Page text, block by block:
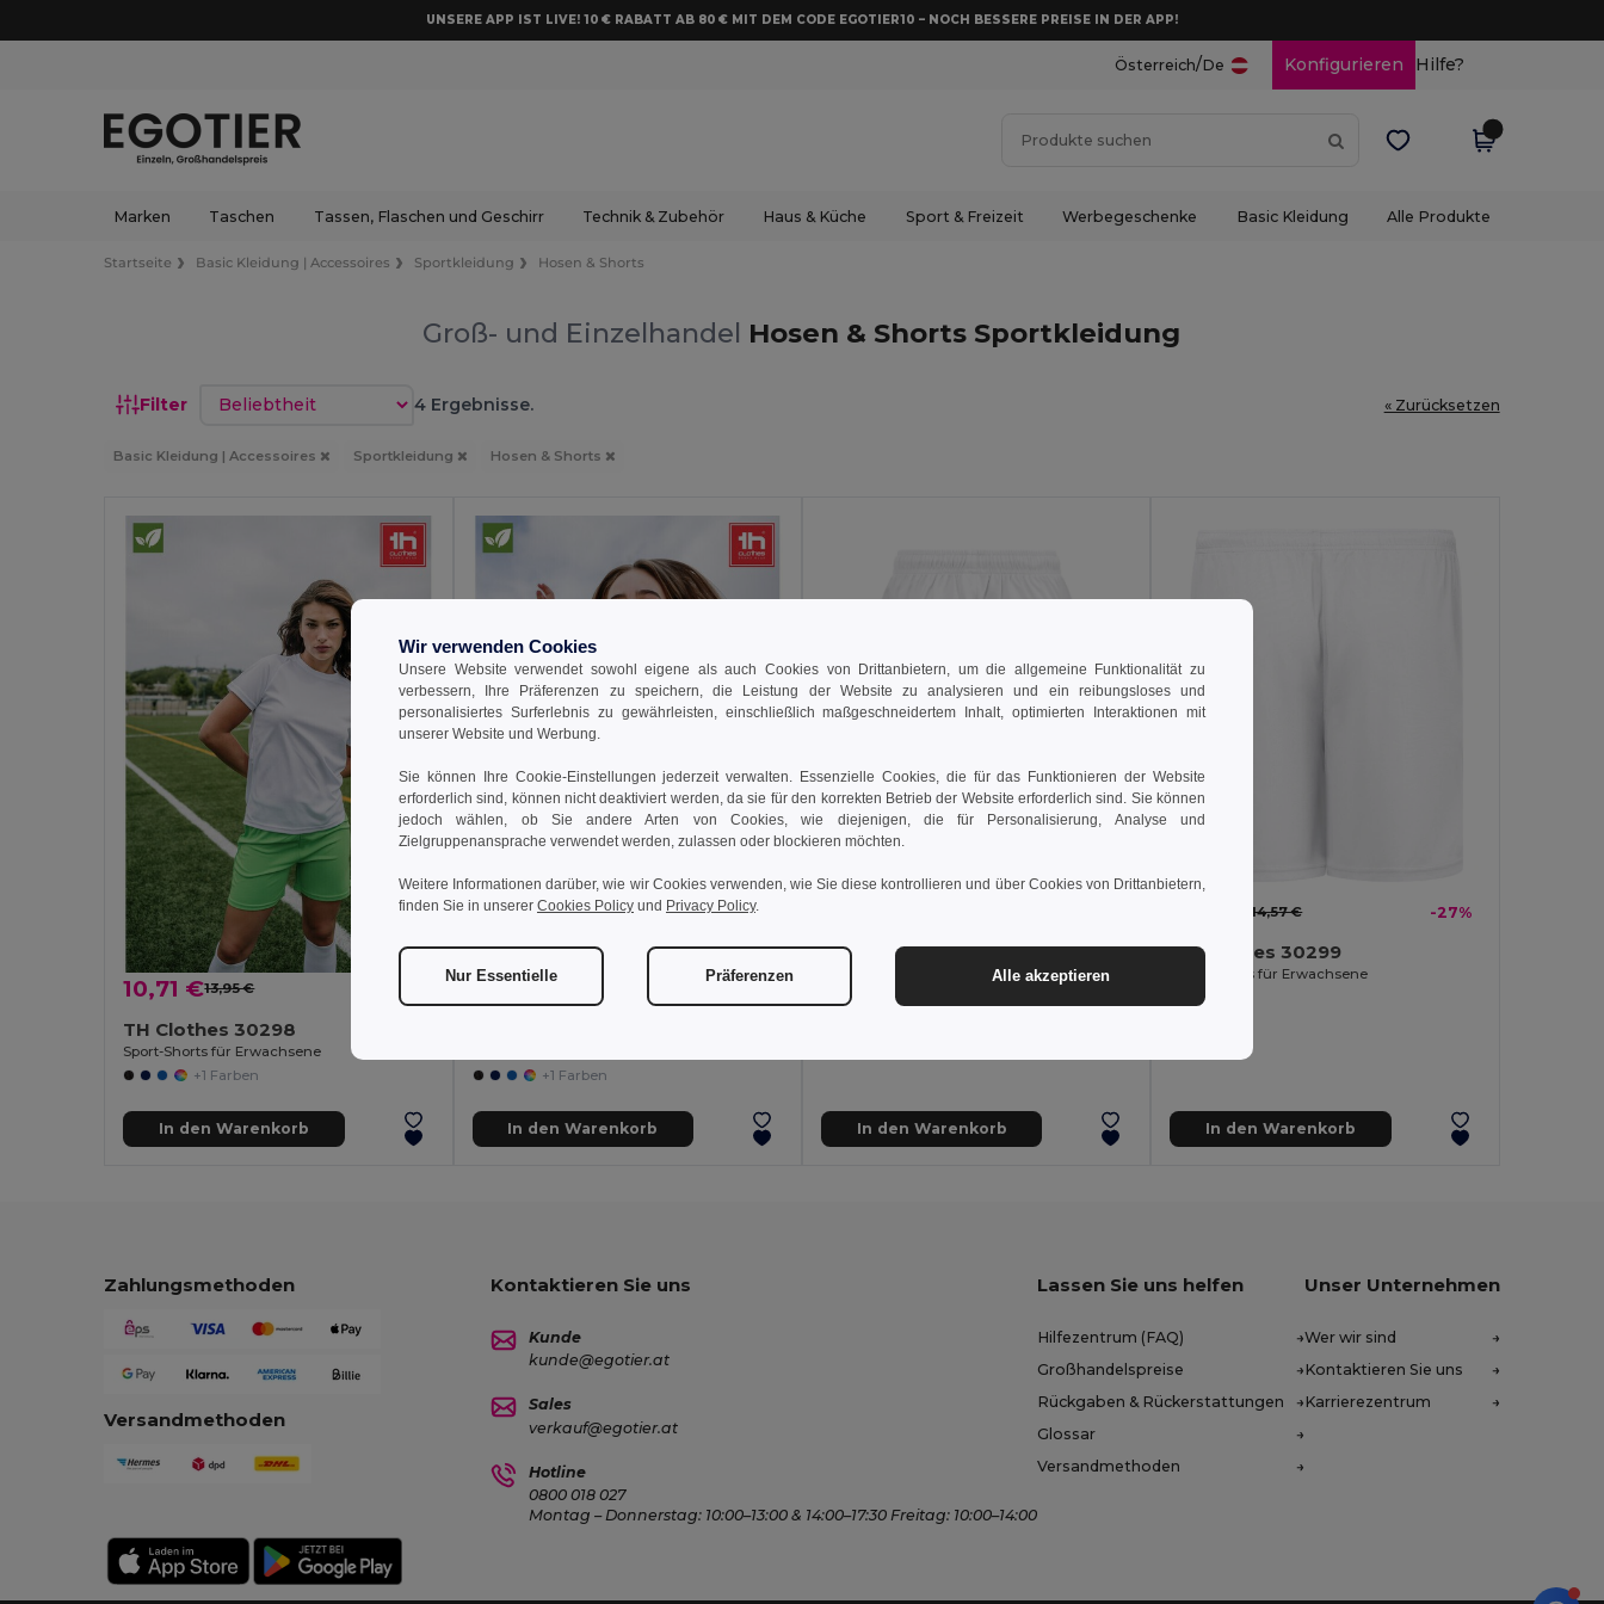
UNSERE APP IST LIVE! 10 € RABATT AB 80 € MIT DEM CODE EGOTIER10 – NOCH BESSERE PREISE IN DER APP!
Österreich/De Konfigurieren Hilfe?
Marken Taschen Tassen, Flaschen und Geschirr Technik & Zubehör Haus & Küche Sport & Freizeit Werbegeschenke Basic Kleidung Alle Produkte
Startseite Basic Kleidung | Accessoires Sportkleidung Hosen & Shorts
Groß- und Einzelhandel Hosen & Shorts Sportkleidung
Filter Sortieren nach 4 Ergebnisse. « Zurücksetzen
Basic Kleidung | Accessoires Sportkleidung Hosen & Shorts
10,71 €13,95 €
TH Clothes 30298
Sport-Shorts für Erwachsene
+1 Farben
In den Warenkorb
7,07 €
+1 Farben
In den Warenkorb
7,07 €8,60 €
TH Clothes 30297
In den Warenkorb
14,57 € -27%
TH Clothes 30299
Sport-Shorts für Erwachsene
In den Warenkorb
Zahlungsmethoden
Versandmethoden
Kontaktieren Sie uns
Kunde
kunde@egotier.at
Sales
verkauf@egotier.at
Hotline
0800 018 027
Montag – Donnerstag: 10:00–13:00 & 14:00–17:30 Freitag: 10:00–14:00
Lassen Sie uns helfen
Hilfezentrum (FAQ)
Großhandelspreise
Rückgaben & Rückerstattungen
Glossar
Versandmethoden
Unser Unternehmen
Wer wir sind
Kontaktieren Sie uns
Karrierezentrum
Wir verwenden Cookies
Unsere Website verwendet sowohl eigene als auch Cookies von Drittanbietern, um die allgemeine Funktionalität zu
verbessern, Ihre Präferenzen zu speichern, die Leistung der Website zu analysieren und ein reibungsloses und
personalisiertes Surferlebnis zu gewährleisten, einschließlich maßgeschneidertem Inhalt, optimierten Interaktionen mit
unserer Website und Werbung.
Sie können Ihre Cookie-Einstellungen jederzeit verwalten. Essenzielle Cookies, die für das Funktionieren der Website
erforderlich sind, können nicht deaktiviert werden, da sie für den korrekten Betrieb der Website erforderlich sind. Sie können
jedoch wählen, ob Sie andere Arten von Cookies, wie diejenigen, die für Personalisierung, Analyse und
Zielgruppenansprache verwendet werden, zulassen oder blockieren möchten.
Weitere Informationen darüber, wie wir Cookies verwenden, wie Sie diese kontrollieren und über Cookies von Drittanbietern,
finden Sie in unserer Cookies Policy und Privacy Policy.
Nur Essentielle Präferenzen Alle akzeptieren